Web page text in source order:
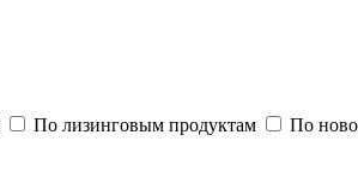
По лизинговым продуктам По